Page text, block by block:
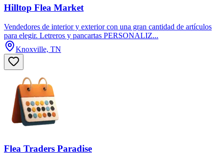
Hilltop Flea Market
Vendedores de interior y exterior con una gran cantidad de artículos
para elegir. Letreros y pancartas PERSONALIZ...
Knoxville, TN
Flea Traders Paradise